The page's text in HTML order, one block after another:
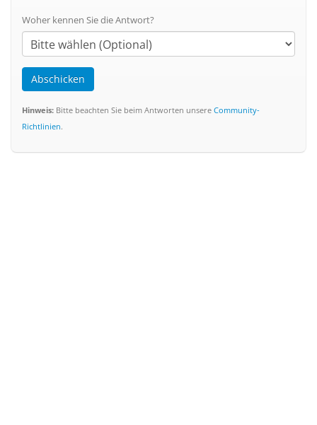
Woher kennen Sie die Antwort?
Abschicken
Hinweis: Bitte beachten Sie beim Antworten unsere Community-
Richtlinien.